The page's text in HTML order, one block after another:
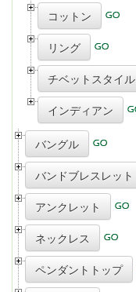
コットン
リング
チベットスタイル
インディアン
バングル
バンドブレスレット
アンクレット
ネックレス
ペンダントトップ